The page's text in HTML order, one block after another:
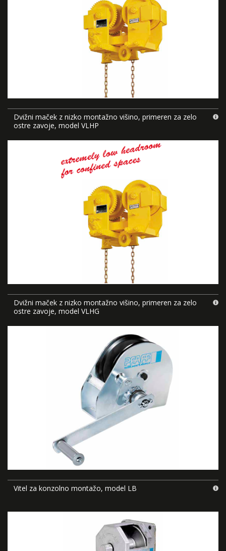
Dvižni maček z nizko montažno višino, primeren za zelo
ostre zavoje, model VLHP
Dvižni maček z nizko montažno višino, primeren za zelo
ostre zavoje, model VLHG
Vitel za konzolno montažo, model LB